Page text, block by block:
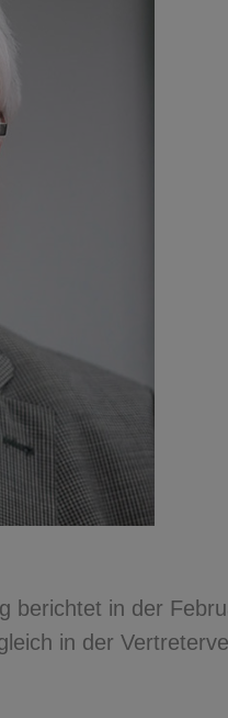
berichtet in der
in der